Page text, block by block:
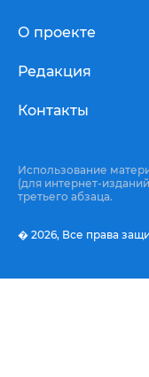
О проекте
Редакция
Контакты
Использование
(для интернет-
третьего абзаца.
� 2026, Все права